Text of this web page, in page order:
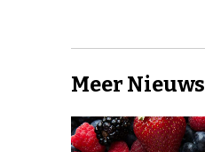
Meer Nieuws